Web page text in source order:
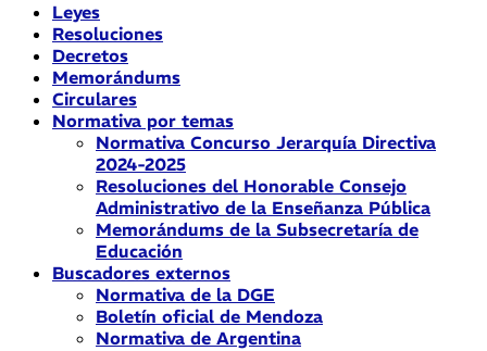
Leyes
Resoluciones
Decretos
Memorándums
Circulares
Normativa por temas
Normativa Concurso Jerarquía Directiva
2024-2025
Resoluciones del Honorable Consejo
Administrativo de la Enseñanza Pública
Memorándums de la Subsecretaría de
Educación
Buscadores externos
Normativa de la DGE
Boletín oficial de Mendoza
Normativa de Argentina